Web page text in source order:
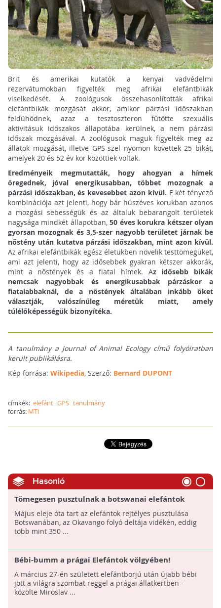
Brit és amerikai kutatók a kenyai vadvédelmi
rezervátumokban figyelték meg afrikai elefántbikák
viselkedését. A zoológusok összehasonlították afrikai
elefántbikák mozgását akkor, amikor párzási időszakban
feldühödnek, azaz a tesztoszteron fűtötte szexuális
aktivitásuk időszakos állapotába kerülnek, a nem párzási
időszak mozgásával. A zoológusok maguk figyelték meg az
állatok mozgását, illetve GPS-szel nyomon követtek 25 bikát,
amelyek 20 és 52 év kor közöttiek voltak.
Eredményeik megmutatták, hogy ahogyan a hímek
öregednek, jóval energikusabban, többet mozognak a
párzási időszakban, és kevesebbet azon kívül. E két tényező
kombinációja azt jelenti, hogy bár húszéves korukban azonos
a mozgási sebességük és az általuk bebarangolt területek
nagysága mindkét állapotban,50 éves korukra kétszer olyan
gyorsan mozognak és 3,5-szer nagyobb területet járnak be
nőstény után kutatva párzási időszakban, mint azon kívül.
Az afrikai elefántbikák egész életükben növelik testtömegüket,
ami azt jelenti, hogy az idősebbek gyakran kétszer akkorák,
mint a nőstények és a fiatal hímek. Az idősebb bikák
nemcsak nagyobbak és energikusabbak párzáskor a
fiatalabbaknál, de a nőstények általában inkább őket
választják, valószínűleg méretük miatt, amely
túlélőképességük bizonyítéka.
A tanulmány a Journal of Animal Ecology című folyóiratban
került publikálásra.
Kép forrása: Wikipedia, Szerző: Bernard DUPONT
címkék: elefánt GPS tanulmány
forrás: MTI
Hasonló
Tömegesen pusztulnak a botswanai elefántok
május óta
Május eleje óta tart az elefántok rejtélyes pusztulása
Botswanában, az Okavango folyó deltája vidékén, eddig
több mint 350 ...
Bébi-bumm a prágai Elefántok völgyében!
A március 27-én született elefántborjú után újabb bébi
jött a világra szombat reggel a prágai állatkertben -
közölte Miroslav ...